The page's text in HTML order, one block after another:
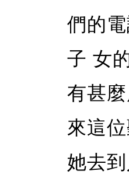
們的
子 女
有甚
來這
她去